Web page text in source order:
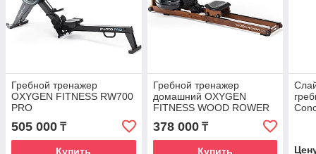
Гребной тренажер
OXYGEN FITNESS RW700
PRO
505 000 ₸
Купить
Гребной тренажер
домашний OXYGEN
FITNESS WOOD ROWER
378 000₸
Купить